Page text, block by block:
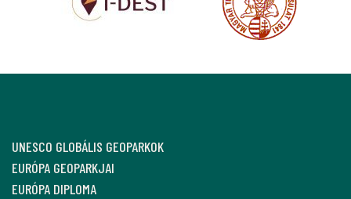
UNESCO GLOBÁLIS GEOPARKOK
EURÓPA GEOPARKJAI
EURÓPA DIPLOMA